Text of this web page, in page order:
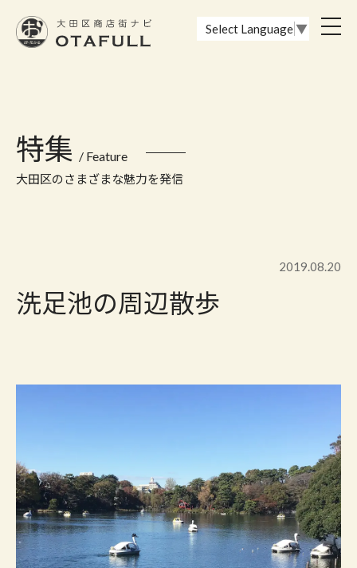
Select Language ▼
特集 / Feature
大田区のさまざまな魅力を発信
2019.08.20
洗足池の周辺散歩